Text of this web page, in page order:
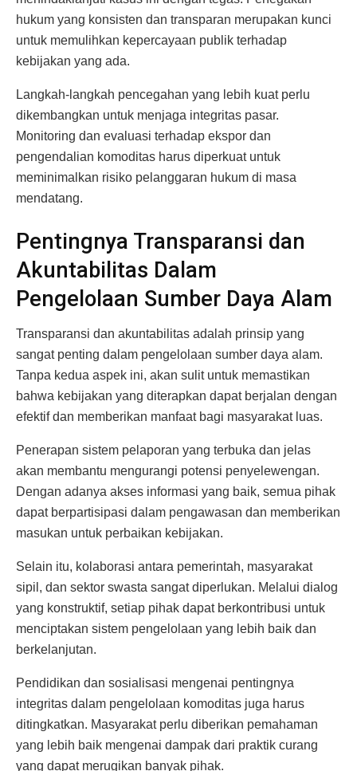
hukum yang konsisten dan transparan merupakan kunci
untuk memulihkan kepercayaan publik terhadap
kebijakan yang ada.
Langkah-langkah pencegahan yang lebih kuat perlu
dikembangkan untuk menjaga integritas pasar.
Monitoring dan evaluasi terhadap ekspor dan
pengendalian komoditas harus diperkuat untuk
meminimalkan risiko pelanggaran hukum di masa
mendatang.
Pentingnya Transparansi dan
Akuntabilitas Dalam
Pengelolaan Sumber Daya Alam
Transparansi dan akuntabilitas adalah prinsip yang
sangat penting dalam pengelolaan sumber daya alam.
Tanpa kedua aspek ini, akan sulit untuk memastikan
bahwa kebijakan yang diterapkan dapat berjalan dengan
efektif dan memberikan manfaat bagi masyarakat luas.
Penerapan sistem pelaporan yang terbuka dan jelas
akan membantu mengurangi potensi penyelewengan.
Dengan adanya akses informasi yang baik, semua pihak
dapat berpartisipasi dalam pengawasan dan memberikan
masukan untuk perbaikan kebijakan.
Selain itu, kolaborasi antara pemerintah, masyarakat
sipil, dan sektor swasta sangat diperlukan. Melalui dialog
yang konstruktif, setiap pihak dapat berkontribusi untuk
menciptakan sistem pengelolaan yang lebih baik dan
berkelanjutan.
Pendidikan dan sosialisasi mengenai pentingnya
integritas dalam pengelolaan komoditas juga harus
ditingkatkan. Masyarakat perlu diberikan pemahaman
yang lebih baik mengenai dampak dari praktik curang
yang dapat merugikan banyak pihak.